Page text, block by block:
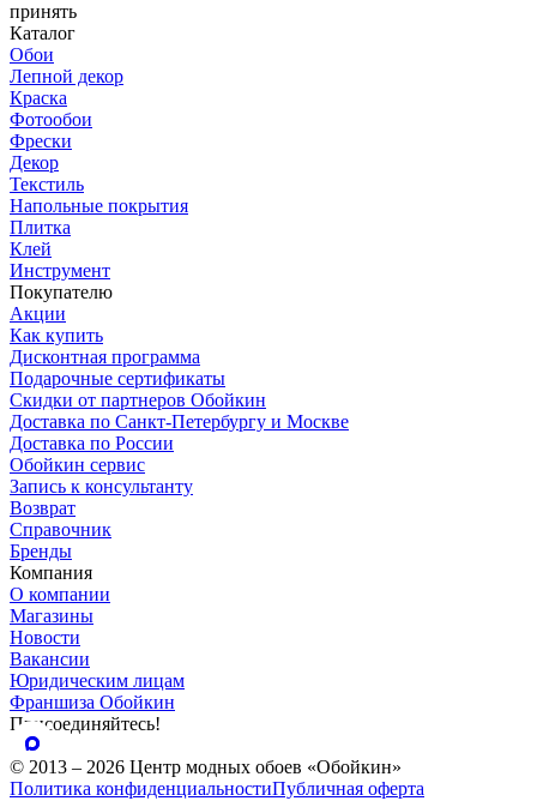
принять
Каталог
Обои
Лепной декор
Краска
Фотообои
Фрески
Декор
Текстиль
Напольные покрытия
Плитка
Клей
Инструмент
Покупателю
Акции
Как купить
Дисконтная программа
Подарочные сертификаты
Скидки от партнеров Обойкин
Доставка по Санкт-Петербургу и Москве
Доставка по России
Обойкин сервис
Запись к консультанту
Возврат
Справочник
Бренды
Компания
О компании
Магазины
Новости
Вакансии
Юридическим лицам
Франшиза Обойкин
Присоединяйтесь!
© 2013 – 2026 Центр модных обоев «Обойкин»
Политика конфиденциальностиПубличная оферта